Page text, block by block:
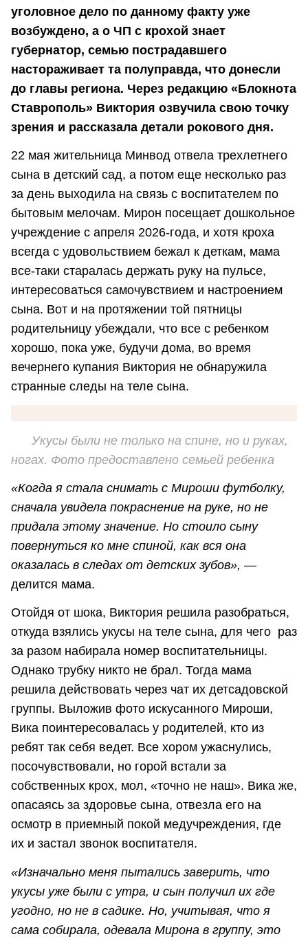
уголовное дело по данному факту уже
возбуждено, а о ЧП с крохой знает
губернатор, семью пострадавшего
настораживает та полуправда, что донесли
до главы региона. Через редакцию «Блокнота
Ставрополь» Виктория озвучила свою точку
зрения и рассказала детали рокового дня.
22 мая жительница Минвод отвела трехлетнего
сына в детский сад, а потом еще несколько раз
за день выходила на связь с воспитателем по
бытовым мелочам. Мирон посещает дошкольное
учреждение с апреля 2026-года, и хотя кроха
всегда с удовольствием бежал к деткам, мама
все-таки старалась держать руку на пульсе,
интересоваться самочувствием и настроением
сына. Вот и на протяжении той пятницы
родительницу убеждали, что все с ребенком
хорошо, пока уже, будучи дома, во время
вечернего купания Виктория не обнаружила
странные следы на теле сына.
Укусы были не только на спине, но и руках,
ногах. Фото предоставлено семьей ребенка
«Когда я стала снимать с Мироши футболку,
сначала увидела покраснение на руке, но не
придала этому значение. Но стоило сыну
повернуться ко мне спиной, как вся она
оказалась в следах от детских зубов», —
делится мама.
Отойдя от шока, Виктория решила разобраться,
откуда взялись укусы на теле сына, для чего раз
за разом набирала номер воспитательницы.
Однако трубку никто не брал. Тогда мама
решила действовать через чат их детсадовской
группы. Выложив фото искусанного Мироши,
Вика поинтересовалась у родителей, кто из
ребят так себя ведет. Все хором ужаснулись,
посочувствовали, но горой встали за
собственных крох, мол, «точно не наш». Вика же,
опасаясь за здоровье сына, отвезла его на
осмотр в приемный покой медучреждения, где
их и застал звонок воспитателя.
«Изначально меня пытались заверить, что
укусы уже были с утра, и сын получил их где
угодно, но не в садике. Но, учитывая, что я
сама собирала, одевала Мирона в группу, это